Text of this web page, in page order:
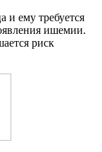
и ему требуется
ишемии.
риск